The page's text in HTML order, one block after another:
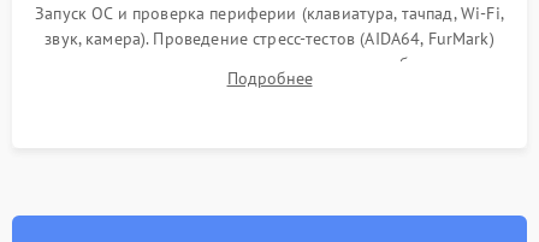
Запуск ОС и проверка периферии (клавиатура, тачпад, Wi-Fi,
звук, камера). Проведение стресс-тестов (AIDA64, FurMark)
для контроля температурного режима и стабильности
системы под пиковой нагрузкой.
Подробнее